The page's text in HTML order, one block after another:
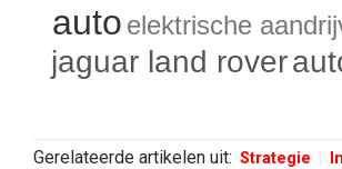
auto elektrische
jaguar land rover
Gerelateerde artikelen uit: Strategie